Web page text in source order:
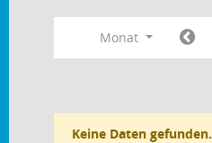
Monat
Keine Daten gefunden.